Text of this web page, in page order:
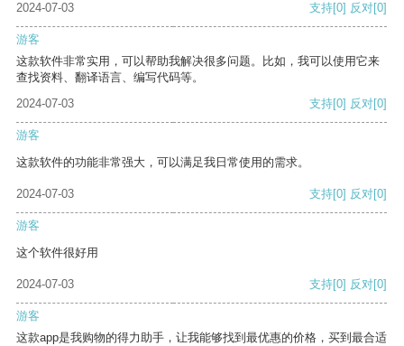
2024-07-03 支持[0] 反对[0]
游客
这款软件非常实用，可以帮助我解决很多问题。比如，我可以使用它来
查找资料、翻译语言、编写代码等。
2024-07-03
支持[0] 反对[0]
游客
这款软件的功能非常强大，可以满足我日常使用的需求。
2024-07-03 支持[0] 反对[0]
游客
这个软件很好用
2024-07-03 支持[0] 反对[0]
游客
这款app是我购物的得力助手，让我能够找到最优惠的价格，买到最合适